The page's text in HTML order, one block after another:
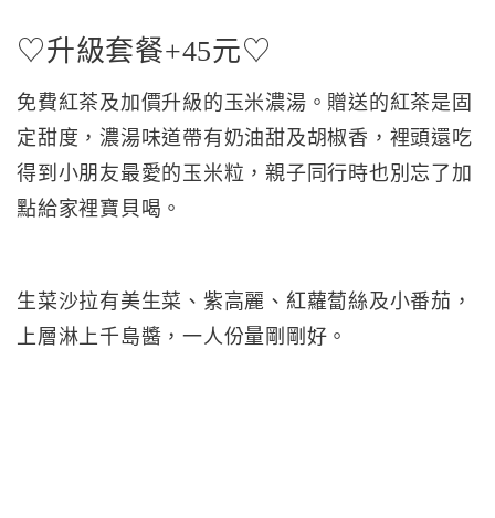
♡升級套餐+45元♡
免費紅茶及加價升級的玉米濃湯。贈送的紅茶是固
定甜度，濃湯味道帶有奶油甜及胡椒香，裡頭還吃
得到小朋友最愛的玉米粒，親子同行時也別忘了加
點給家裡寶貝喝。
生菜沙拉有美生菜、紫高麗、紅蘿蔔絲及小番茄，
上層淋上千島醬，一人份量剛剛好。